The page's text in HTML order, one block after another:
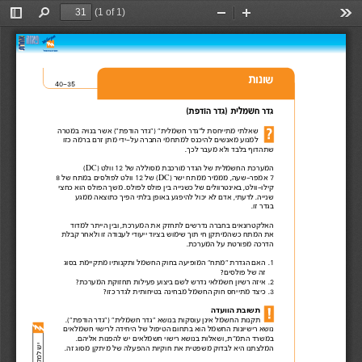
Toggle
Sidebar
Find
(1 of 1)
Zoom
Out
In
שונות 40-35
גדר חשמלית )גדר הודפת(
שאלתי מתייחסת ל"גדר חשמלית" )"גדר הודפת"( אשר בנויה במטרה
למנוע מאנשים להיכנס למתחמי החברה על-ידי מתן זרם ברמה כזו
שתהדוף בלבד ולא מעבר לכך.
(DC 12 וולט )
המערכת החשמלית של הגדר מורכבת מסוללה של
12 וולט לפולסים במתח של  8
7 אמפר-שעה, מממיר ממתח ישר )DC( של
קילו-וולט, באינטרוולים של כשנייה בין פולס לפולס. משך הפולס הוא כחצי
שנייה. לדעתי, אדם לא יכול להיפגע באופן בלתי הפיך כתוצאה ממגע
בגדר זו.
האלקטרונאים בחברה נדרשים לתחזק את המערכת, ובין הייתר למדוד
את המתח כשהמיתקן חי תוך שימוש בציוד ייעודי לעבודה זו ולאחר קבלת
הדרכה מפורטת על המערכת.
האם הגדרת "מתח" המופיעה בחוק החשמל ותקנותיו מתקיימת בסוג .1
זה של פולסים?
איזה רשיון חשמלאי נדרש לשם ביצוע פעילות תחזוקת המערכת? .2
כיצד מתייחס חוק החשמל מבחינה בטיחותית לגדר כזו? .3
תשובת הוועדה
תקנות החשמל אינן עוסקות בנושא "גדר חשמלית" )"גדר הודפת"(.
נושא רישיונות החשמל הוא בתחום הטיפול של היחידה לרישוי חשמלאים
במשרד התמ"ת, ושאלות בנושא רישוי חשמלאים יש להפנות אליהם.
המלצתנו היא לבדוק משפטית את חוקיות ההפעלה של מיתקן מסוג זה.